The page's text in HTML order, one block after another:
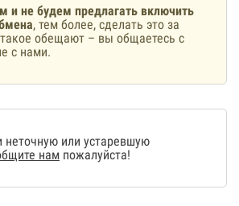
и не будем предлагать включить
, тем более, сделать это за
обещают – вы общаетесь с
с нами.
неточную или устаревшую
нам пожалуйста!